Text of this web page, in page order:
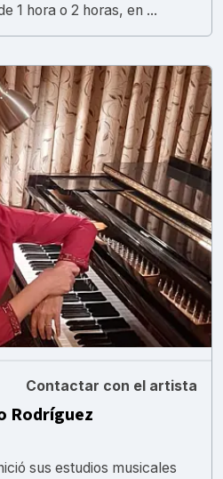
1 hora o 2 horas, en ...
Contactar con el artista
Rodríguez
sus estudios musicales